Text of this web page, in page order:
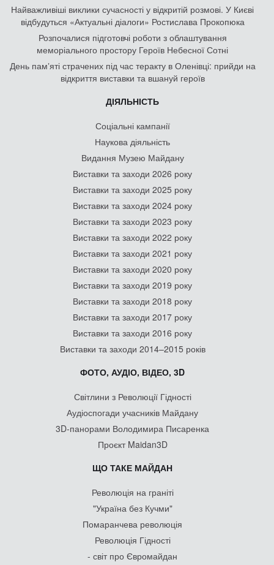
Найважливіші виклики сучасності у відкритій розмові. У Києві
відбудуться «Актуальні діалоги» Ростислава Прокопюка
Розпочалися підготовчі роботи з облаштування
меморіального простору Героїв Небесної Сотні
День памʼяті страчених під час теракту в Оленівці: прийди на
відкриття виставки та вшануй героїв
ДІЯЛЬНІСТЬ
Соціальні кампанії
Наукова діяльність
Видання Музею Майдану
Виставки та заходи 2026 року
Виставки та заходи 2025 року
Виставки та заходи 2024 року
Виставки та заходи 2023 року
Виставки та заходи 2022 року
Виставки та заходи 2021 року
Виставки та заходи 2020 року
Виставки та заходи 2019 року
Виставки та заходи 2018 року
Виставки та заходи 2017 року
Виставки та заходи 2016 року
Виставки та заходи 2014–2015 років
ФОТО, АУДІО, ВІДЕО, 3D
Світлини з Революції Гідності
Аудіоспогади учасників Майдану
3D-панорами Володимира Писаренка
Проєкт Maidan3D
ЩО ТАКЕ МАЙДАН
Революція на граніті
"Україна без Кучми"
Помаранчева революція
Революція Гідності
- світ про Євромайдан